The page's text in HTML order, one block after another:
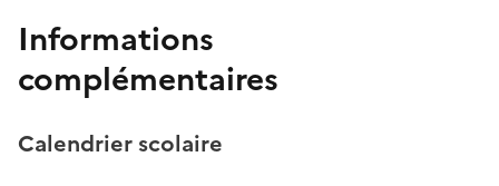
Informations
complémentaires
Calendrier scolaire